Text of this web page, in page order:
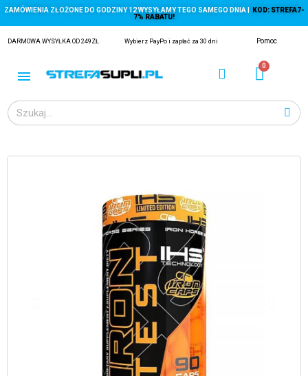
ZAMÓWIENIA ZŁOŻONE DO GODZINY 12 WYSYŁAMY TEGO SAMEGO DNIA |
KOD: STREFA7-
7% RABATU!
DARMOWA WYSYŁKA OD 249ZŁ Wybierz PayPo i zapłać za 30 dni Pomoc